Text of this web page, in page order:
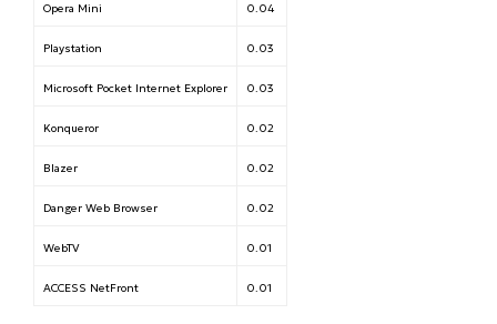
Opera Mini 0.04
Playstation 0.03
Microsoft Pocket Internet Explorer 0.03
Konqueror 0.02
Blazer 0.02
Danger Web Browser 0.02
WebTV 0.01
ACCESS NetFront 0.01